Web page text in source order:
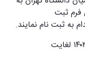
فرم ثبت
به ثبت نام نمايند.
زمان ثبت نام از روز سه شنبه مورخ ۱۰/‏۰۷/‏۱۴۰۳ لغايت